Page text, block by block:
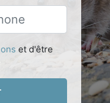
et d'être